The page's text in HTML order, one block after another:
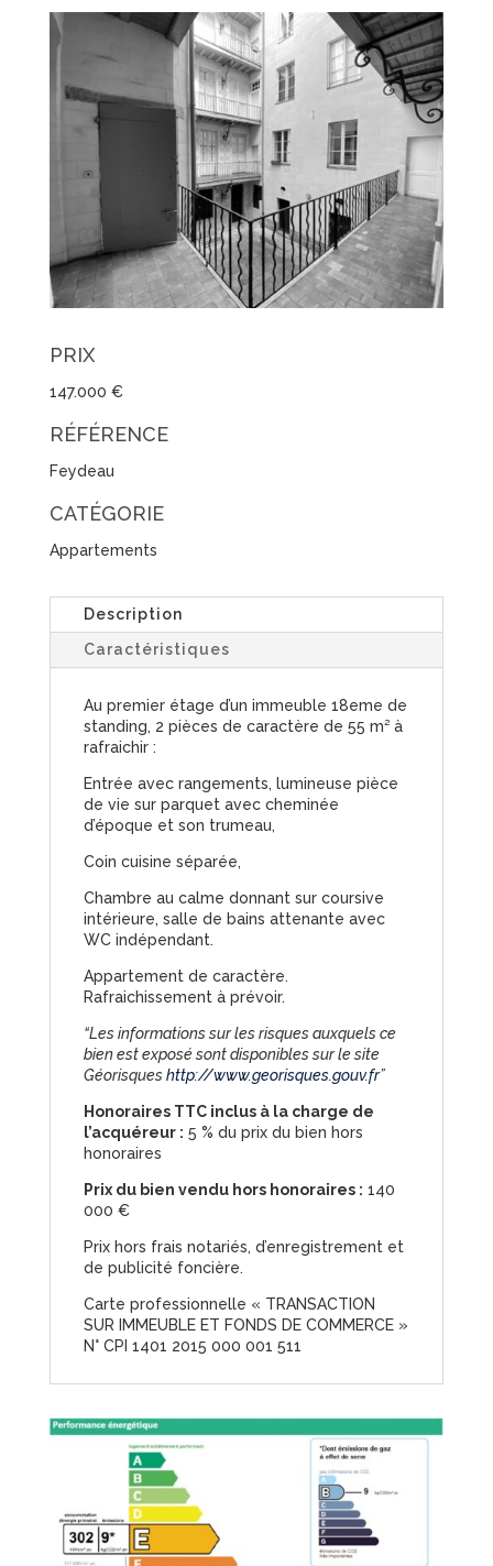
PRIX
147.000 €
RÉFÉRENCE
Feydeau
CATÉGORIE
Appartements
Description
Caractéristiques
Au premier étage d’un immeuble 18eme de
standing, 2 pièces de caractère de 55 m² à
rafraichir :
Entrée avec rangements, lumineuse pièce
de vie sur parquet avec cheminée
d’époque et son trumeau,
Coin cuisine séparée,
Chambre au calme donnant sur coursive
intérieure, salle de bains attenante avec
WC indépendant.
Appartement de caractère.
Rafraichissement à prévoir.
“Les informations sur les risques auxquels ce
bien est exposé sont disponibles sur le site
Géorisques http://www.georisques.gouv.fr”
Honoraires TTC inclus à la charge de
l’acquéreur : 5 % du prix du bien hors
honoraires
Prix du bien vendu hors honoraires : 140
000 €
Prix hors frais notariés, d’enregistrement et
de publicité foncière.
Carte professionnelle « TRANSACTION
SUR IMMEUBLE ET FONDS DE COMMERCE »
N° CPI 1401 2015 000 001 511